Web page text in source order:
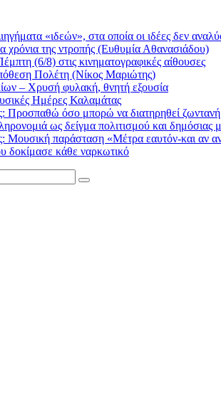
«ιδεών», στα οποία οι ιδέες δεν
χρόνια της ντροπής (Ευθυμία Αθανασιάδου)
(6/8) στις κινηματογραφικές αίθουσες
Πολέτη (Νίκος Μαριώτης)
– Χρυσή φυλακή, θνητή εξουσία
Ημέρες Καλαμάτας
Προσπαθώ όσο μπορώ να διατηρηθεί
ως δείγμα πολιτισμού και δημόσιας
Μουσική παράσταση «Μέτρα εαυτόν-και αν
δοκίμασε κάθε ναρκωτικό